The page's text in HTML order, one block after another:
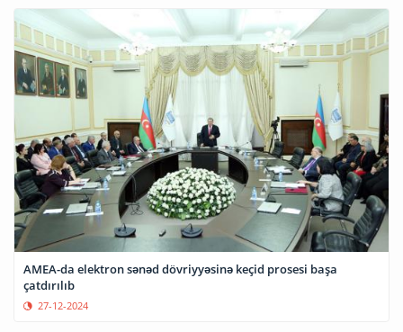
AMEA-da elektron sənəd dövriyyəsinə keçid prosesi başa
çatdırılıb
27-12-2024